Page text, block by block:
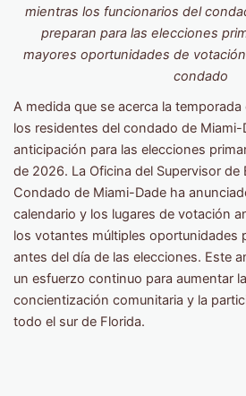
mientras los funcionarios del
preparan para las elecciones
mayores oportunidades de
condado
A medida que se acerca la temporada
los residentes del condado de Miami-
anticipación para las elecciones
de 2026. La Oficina del Supervisor de
Condado de Miami-Dade ha
calendario y los lugares de votación
los votantes múltiples oportunidades
antes del día de las elecciones. Este
un esfuerzo continuo para aumentar
concientización comunitaria y la
todo el sur de Florida.